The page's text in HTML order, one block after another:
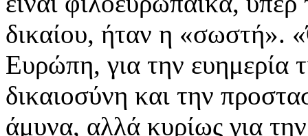
δικαίου, ήταν η «σωστή».
Ευρώπη, για την ευημερία
δικαιοσύνη και την
άμυνα, αλλά κυρίως για